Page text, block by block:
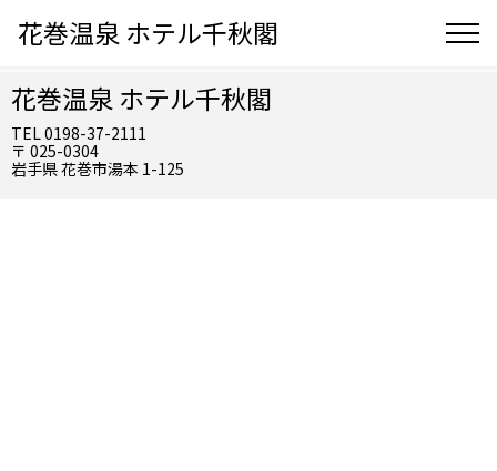
花巻温泉 ホテル千秋閣
花巻温泉 ホテル千秋閣
TEL 0198-37-2111
〒 025-0304
岩手県 花巻市湯本 1-125